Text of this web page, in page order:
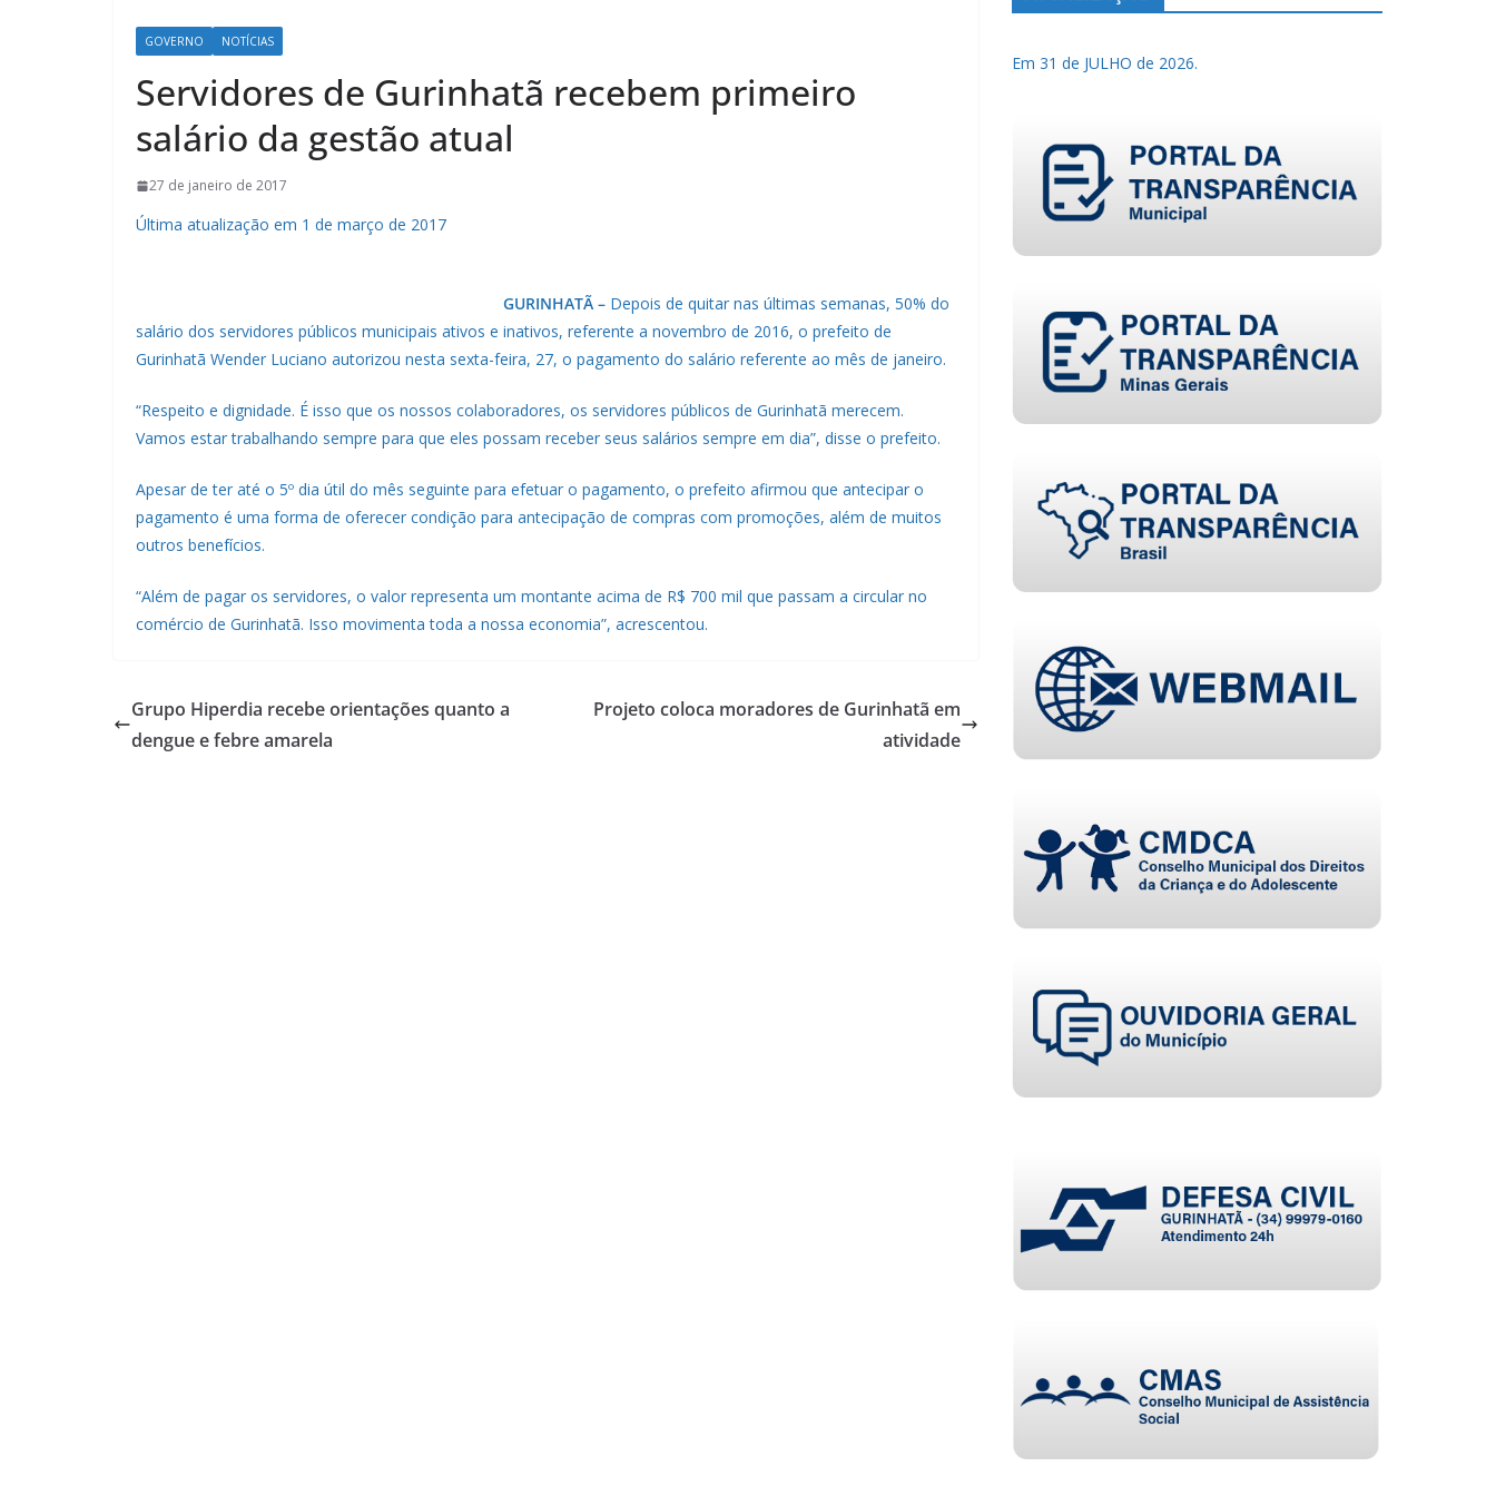
GOVERNO NOTÍCIAS
Servidores de Gurinhatã recebem primeiro
salário da gestão atual
27 de janeiro de 2017
Última atualização em 1 de março de 2017
GURINHATÃ – Depois de quitar nas últimas semanas, 50% do
salário dos servidores públicos municipais ativos e inativos, referente a novembro de 2016, o prefeito de
Gurinhatã Wender Luciano autorizou nesta sexta-feira, 27, o pagamento do salário referente ao mês de janeiro.
“Respeito e dignidade. É isso que os nossos colaboradores, os servidores públicos de Gurinhatã merecem.
Vamos estar trabalhando sempre para que eles possam receber seus salários sempre em dia”, disse o prefeito.
Apesar de ter até o 5º dia útil do mês seguinte para efetuar o pagamento, o prefeito afirmou que antecipar o
pagamento é uma forma de oferecer condição para antecipação de compras com promoções, além de muitos
outros benefícios.
“Além de pagar os servidores, o valor representa um montante acima de R$ 700 mil que passam a circular no
comércio de Gurinhatã. Isso movimenta toda a nossa economia”, acrescentou.
Grupo Hiperdia recebe orientações quanto a
dengue e febre amarela
Projeto coloca moradores de Gurinhatã em
atividade
Em 31 de JULHO de 2026.